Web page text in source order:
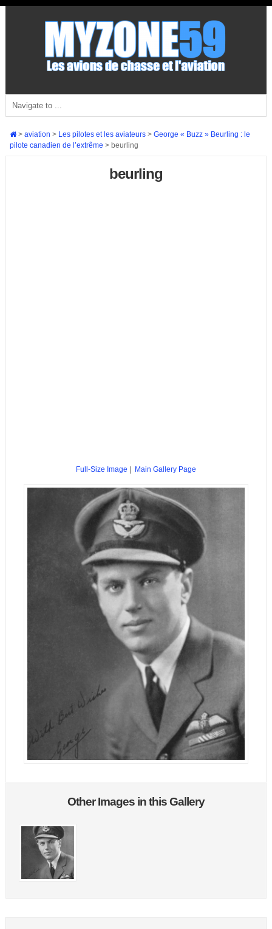
> aviation > Les pilotes et les aviateurs> George « Buzz » Beurling : le
pilote canadien de l’extrême > beurling
beurling
Full-Size Image Main Gallery Page
Other Images in this Gallery